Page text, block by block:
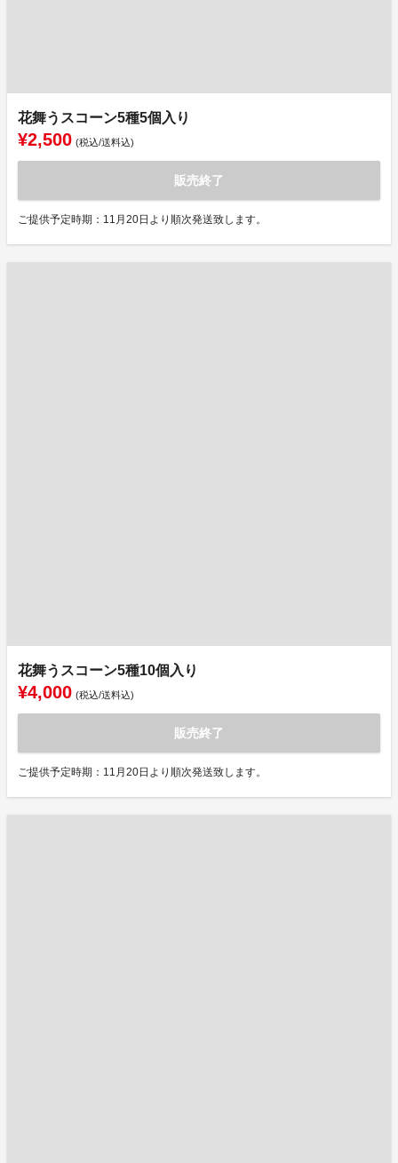
花舞うスコーン5種5個入り
¥2,500 (税込/送料込)
販売終了
ご提供予定時期：11月20日より順次発送致します。
花舞うスコーン5種10個入り
¥4,000 (税込/送料込)
販売終了
ご提供予定時期：11月20日より順次発送致します。